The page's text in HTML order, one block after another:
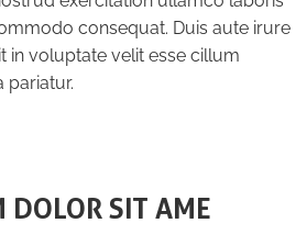
consequat. Duis aute irure
in voluptate velit esse cillum
pariatur.
DOLOR SIT AME